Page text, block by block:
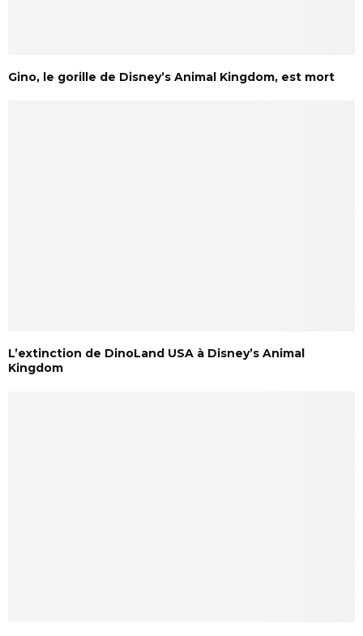
Gino, le gorille de Disney’s Animal Kingdom, est mort
L’extinction de DinoLand USA à Disney’s Animal
Kingdom